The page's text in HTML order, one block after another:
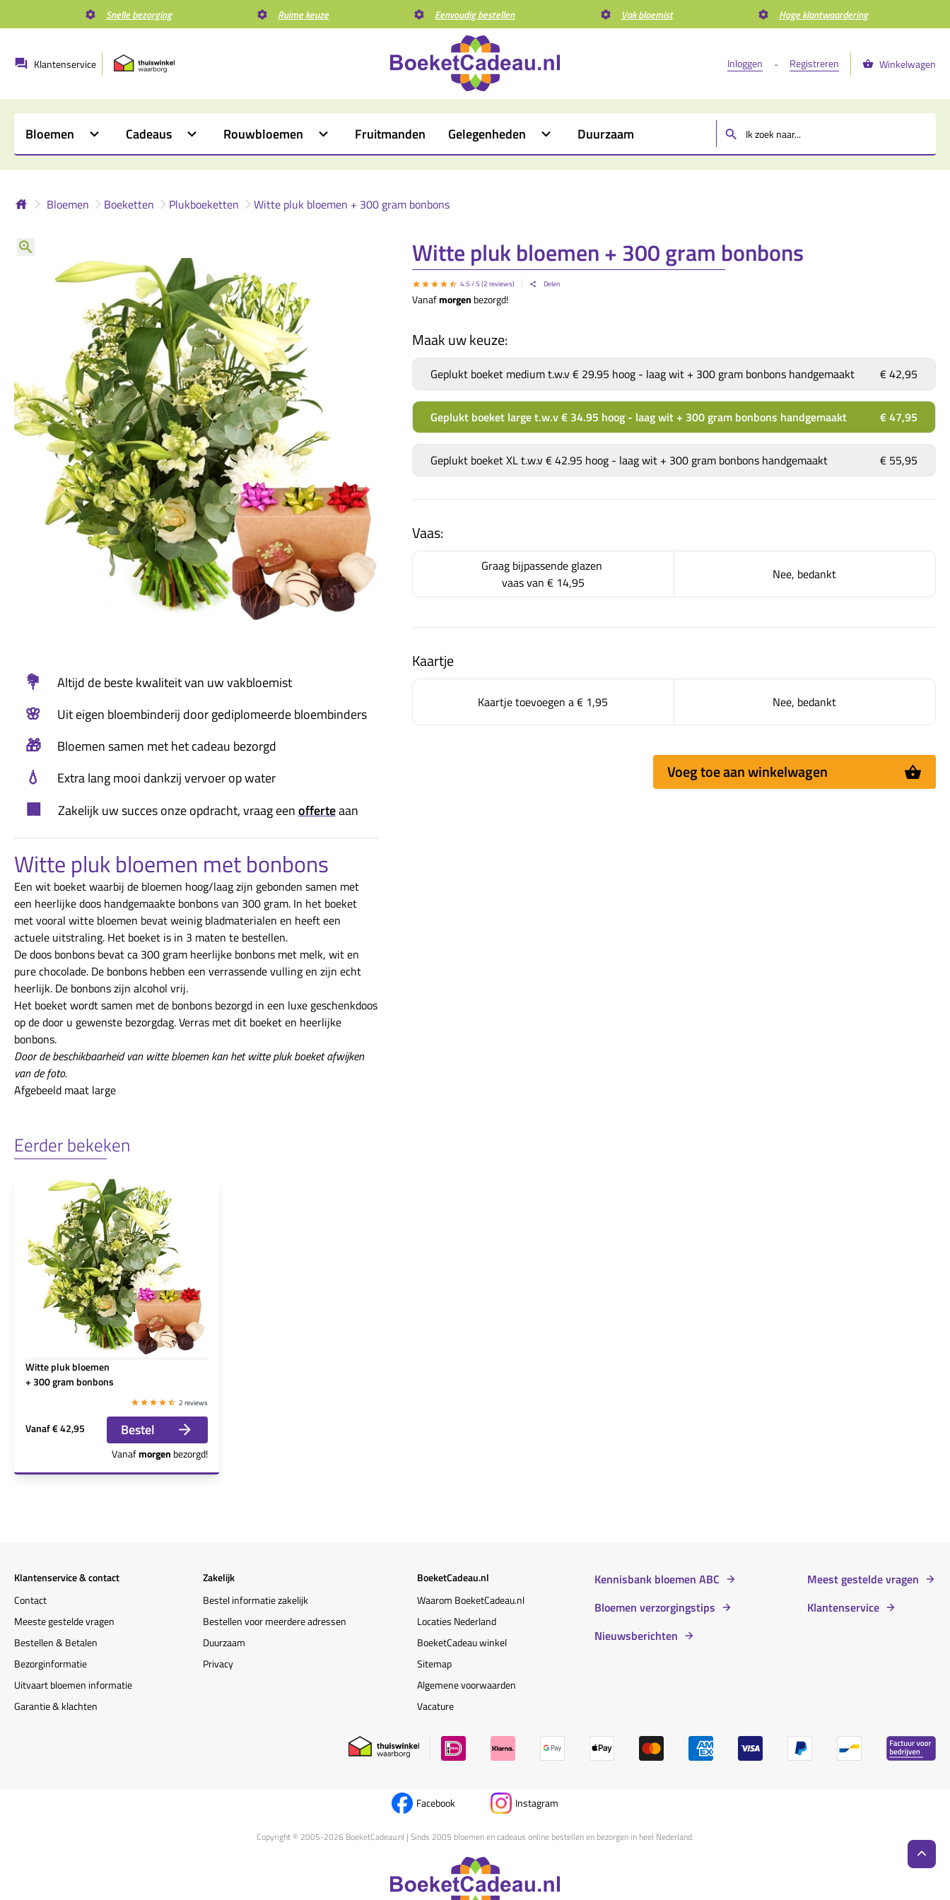
Snelle bezorging Ruime keuze Eenvoudig bestellen Vak bloemist Hoge klantwaardering
Klantenservice Inloggen - Registreren Winkelwagen
Bloemen Cadeaus Rouwbloemen Fruitmanden Gelegenheden Duurzaam
Bloemen Boeketten Plukboeketten Witte pluk bloemen + 300 gram bonbons
💐 Altijd de beste kwaliteit van uw vakbloemist
🌸 Uit eigen bloembinderij door gediplomeerde bloembinders
🎁 Bloemen samen met het cadeau bezorgd
💧 Extra lang mooi dankzij vervoer op water
🏢 Zakelijk uw succes onze opdracht, vraag eenofferteaan
Witte pluk bloemen met bonbons
Een wit boeket waarbij de bloemen hoog/laag zijn gebonden samen met
een heerlijke doos handgemaakte bonbons van 300 gram. In het boeket
met vooral witte bloemen bevat weinig bladmaterialen en heeft een
actuele uitstraling. Het boeket is in 3 maten te bestellen.
De doos bonbons bevat ca 300 gram heerlijke bonbons met melk, wit en
pure chocolade. De bonbons hebben een verrassende vulling en zijn echt
heerlijk. De bonbons zijn alcohol vrij.
Het boeket wordt samen met de bonbons bezorgd in een luxe geschenkdoos
op de door u gewenste bezorgdag. Verras met dit boeket en heerlijke
bonbons.
Door de beschikbaarheid van witte bloemen kan het witte pluk boeket afwijken
van de foto.
Afgebeeld maat large
Witte pluk bloemen + 300 gram bonbons
4.5 / 5 (2 reviews) Delen
Vanafmorgen bezorgd!
Maak uw keuze:
Geplukt boeket medium t.w.v € 29.95 hoog - laag wit + 300 gram bonbons handgemaakt € 42,95
Geplukt boeket large t.w.v € 34.95 hoog - laag wit + 300 gram bonbons handgemaakt € 47,95
Geplukt boeket XL t.w.v € 42.95 hoog - laag wit + 300 gram bonbons handgemaakt € 55,95
Vaas:
Graag bijpassende glazen
vaas van € 14,95 Nee, bedankt
Kaartje
Kaartje toevoegen a€ 1,95 Nee, bedankt
Voeg toe aan winkelwagen
Eerder bekeken
Witte pluk bloemen
+ 300 gram bonbons
2 reviews
Vanaf€ 42,95 Bestel
Vanafmorgen bezorgd!
Klantenservice & contact
Contact
Meeste gestelde vragen
Bestellen & Betalen
Bezorginformatie
Uitvaart bloemen informatie
Garantie & klachten
Zakelijk
Bestel informatie zakelijk
Bestellen voor meerdere adressen
Duurzaam
Privacy
BoeketCadeau.nl
Waarom BoeketCadeau.nl
Locaties Nederland
BoeketCadeau winkel
Sitemap
Algemene voorwaarden
Vacature
Kennisbank bloemen ABC
Bloemen verzorgingstips
Nieuwsberichten
Meest gestelde vragen
Klantenservice
Facebook Instagram
Copyright © 2005-2026 BoeketCadeau.nl | Sinds 2005 bloemen en cadeaus online bestellen en bezorgen in heel Nederland.